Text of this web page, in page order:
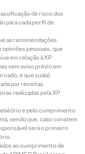
de risco dos
para cada perfil de
as recomendações
opiniões pessoais, que
em relação à XP
sem aviso prévio em
e que sua(s)
por receitas
realizadas pela XP
e pelo cumprimento
sendo que, caso constem
será o primeiro
ao cumprimento de